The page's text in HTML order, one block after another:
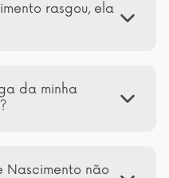
rasgou, ela
da minha
Nascimento não